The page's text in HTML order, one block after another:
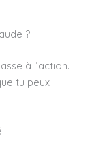
?
à l’action.
tu peux